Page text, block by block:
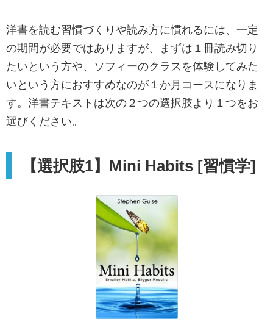
洋書を読む習慣づくりや読み方に慣れるには、一定
の期間が必要ではありますが、まずは１冊読み切り
たいという方や、ソフィーのクラスを体験してみた
いという方におすすめなのが１か月コースになりま
す。洋書テキストは次の２つの選択肢より１つをお
選びください。
【選択肢1】Mini Habits [習慣学]